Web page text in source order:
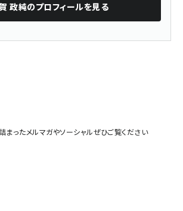
政純のプロフィールを見る
まったメルマガやソーシャルぜひご覧ください